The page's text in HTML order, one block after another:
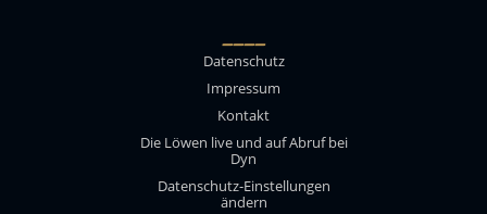
____
Datenschutz
Impressum
Kontakt
Die Löwen live und auf Abruf bei
Dyn
Datenschutz-Einstellungen
ändern